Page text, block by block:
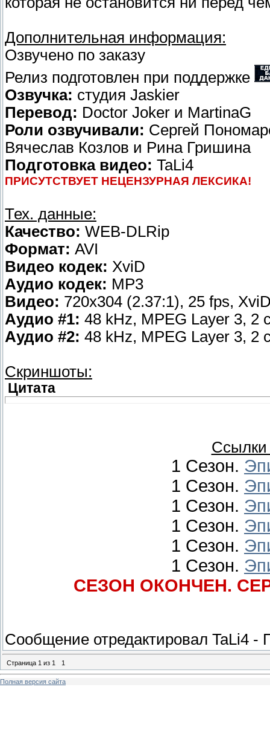
Дополнительная информация:
Озвучено по заказу
Релиз подготовлен при поддержке
Озвучка: студия Jaskier
Перевод: Doctor Joker и MartinaG
Роли озвучивали: Сергей
Вячеслав Козлов и Рина Гришина
Подготовка видео: TaLi4
ПРИСУТСТВУЕТ НЕЦЕНЗУРНАЯ ЛЕКСИКА!
Тех. данные:
Качество: WEB-DLRip
Формат: AVI
Видео кодек: XviD
Аудио кодек: MP3
Видео: 720x304 (2.37:1), 25 fps,
Аудио #1: 48 kHz, MPEG Layer 3, 2
Аудио #2: 48 kHz, MPEG Layer 3, 2
Скриншоты:
Цитата
Ссылки
1 Сезон.
1 Сезон.
1 Сезон.
1 Сезон.
1 Сезон.
1 Сезон.
СЕЗОН ОКОНЧЕН.
Сообщение отредактировал TaLi4 -
Страница 1 из 1 1
Полная версия сайта